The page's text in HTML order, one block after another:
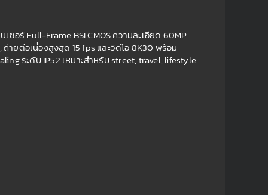
ร์ Full-Frame BSI CMOS ความละเอียด 60MP
ายต่อเนื่องสูงสุด 15 fps และวิดีโอ 8K30 พร้อม
ระดับ IP52 เหมาะสำหรับ street, travel, lifestyle